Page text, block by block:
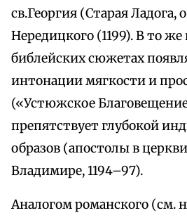
св.Георгия (Старая Ладога,
Нередицкого (1199). В то же
библейских сюжетах
интонации мягкости и
(«Устюжское
препятствует глубокой
образов (апостолы в
Владимире, 1194–97).
Аналогом романского (см.